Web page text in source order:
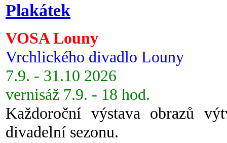
Plakátek
VOSA Louny
Vrchlického divadlo Louny
7.9. - 31.10 2026
vernisáž 7.9. - 18 hod.
Každoroční výstava obrazů
divadelní sezonu.